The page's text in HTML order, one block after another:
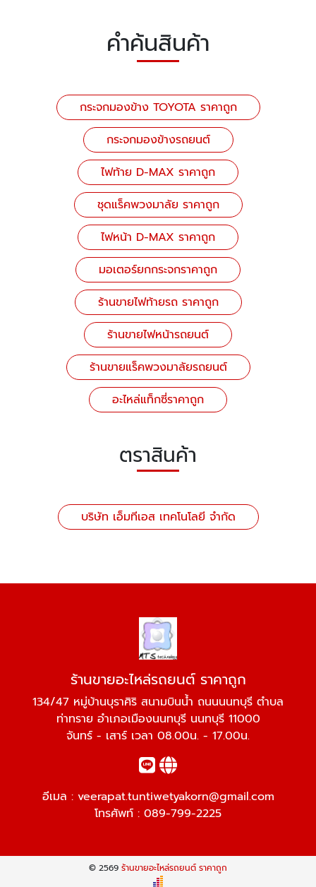
คำค้นสินค้า
กระจกมองข้าง TOYOTA ราคาถูก
กระจกมองข้างรถยนต์
ไฟท้าย D-MAX ราคาถูก
ชุดแร็คพวงมาลัย ราคาถูก
ไฟหน้า D-MAX ราคาถูก
มอเตอร์ยกกระจกราคาถูก
ร้านขายไฟท้ายรถ ราคาถูก
ร้านขายไฟหน้ารถยนต์
ร้านขายแร็คพวงมาลัยรถยนต์
อะไหล่แท็กซี่ราคาถูก
ตราสินค้า
บริษัท เอ็มทีเอส เทคโนโลยี จำกัด
ร้านขายอะไหล่รถยนต์ ราคาถูก
134/47 หมู่บ้านบุราศิริ สนามบินน้ำ ถนนนนทบุรี ตำบล
ท่าทราย อำเภอเมืองนนทบุรี นนทบุรี 11000
จันทร์ - เสาร์ เวลา 08.00น. - 17.00น.
อีเมล : veerapat.tuntiwetyakorn@gmail.com
โทรศัพท์ : 089-799-2225
© 2569 ร้านขายอะไหล่รถยนต์ ราคาถูก